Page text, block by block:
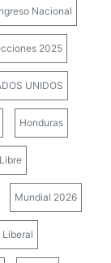
Nacional
2025
UNIDOS
Honduras
Libre
Mundial 2026
Liberal